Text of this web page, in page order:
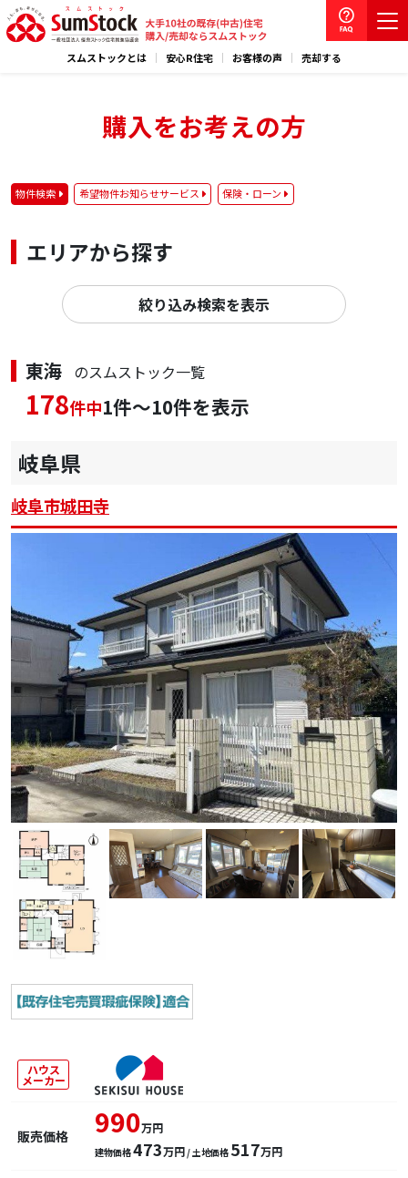
スムストックとは 安心R住宅 お客様の声 売却する
購入をお考えの方
物件検索 希望物件お知らせサービス 保険・ローン
エリアから探す
絞り込み検索を表示
東海 のスムストック一覧
178件中1件～10件を表示
岐阜県
岐阜市城田寺
ハウス
メーカー
販売価格 990万円
建物価格473万円/ 土地価格 517万円